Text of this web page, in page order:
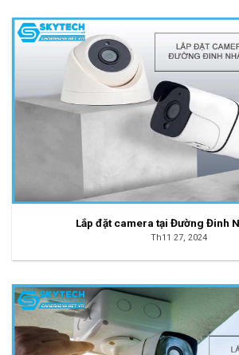
Lắp đặt camera tại Đường Đinh
Th11 27, 2024